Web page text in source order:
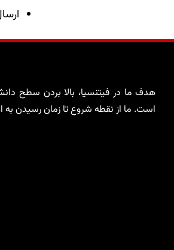
هدف ما در فیتنسیا، بالا بردن سطح
است. ما از نقطه شروع تا زمان رسیدن به